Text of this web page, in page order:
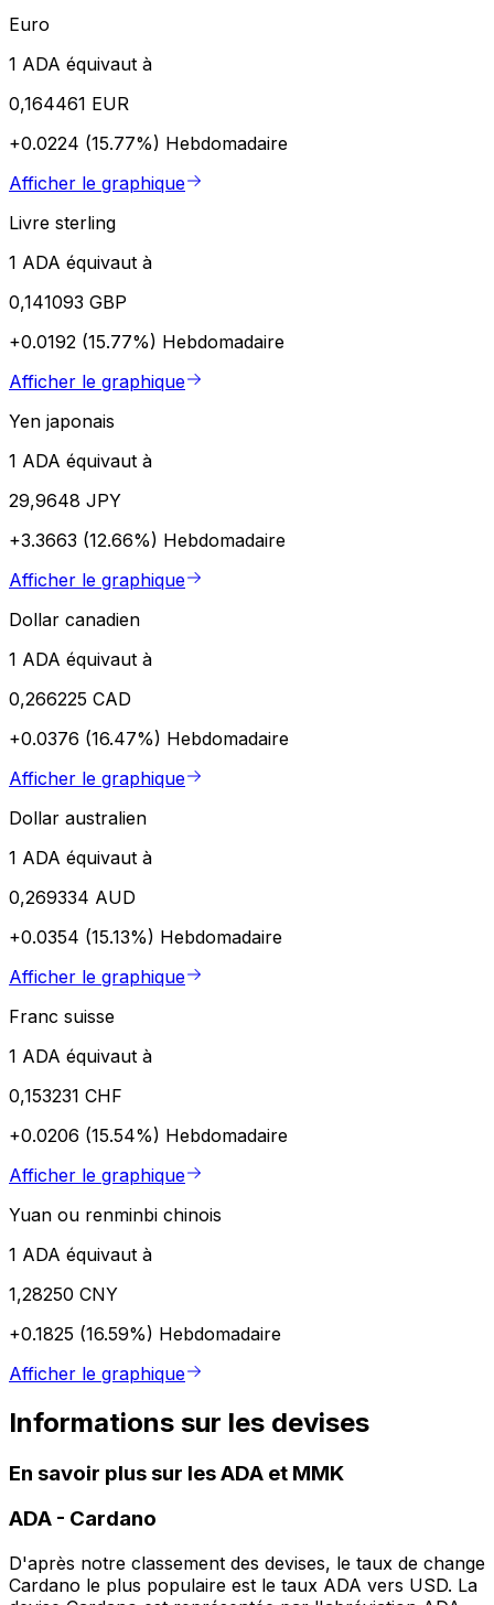
Euro
1 ADA équivaut à
0,164461 EUR
+0.0224 (15.77%) Hebdomadaire
Afficher le graphique
Livre sterling
1 ADA équivaut à
0,141093 GBP
+0.0192 (15.77%) Hebdomadaire
Afficher le graphique
Yen japonais
1 ADA équivaut à
29,9648 JPY
+3.3663 (12.66%) Hebdomadaire
Afficher le graphique
Dollar canadien
1 ADA équivaut à
0,266225 CAD
+0.0376 (16.47%) Hebdomadaire
Afficher le graphique
Dollar australien
1 ADA équivaut à
0,269334 AUD
+0.0354 (15.13%) Hebdomadaire
Afficher le graphique
Franc suisse
1 ADA équivaut à
0,153231 CHF
+0.0206 (15.54%) Hebdomadaire
Afficher le graphique
Yuan ou renminbi chinois
1 ADA équivaut à
1,28250 CNY
+0.1825 (16.59%) Hebdomadaire
Afficher le graphique
Informations sur les devises
En savoir plus sur les ADA et MMK
ADA - Cardano
D'après notre classement des devises, le taux de change
Cardano le plus populaire est le taux ADA vers USD. La